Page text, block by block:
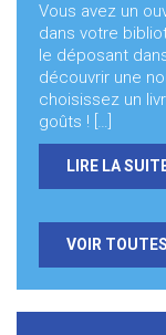
Vous avez un
dans votre
le déposant
découvrir une
choisissez un
goûts ! […]
LIRE LA
VOIR